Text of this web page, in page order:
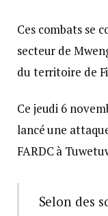
Ces combats se
secteur de
du territoire de
Ce jeudi 6
lancé une
FARDC à
Selon des